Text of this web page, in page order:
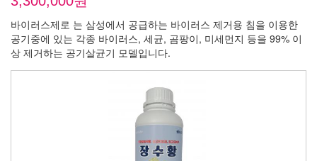
바이러스제로 는 삼성에서 공급하는 바이러스 제거용 침을 이용한
공기중에 있는 각종 바이러스, 세균, 곰팡이, 미세먼지 등을 99% 이
상 제거하는 공기살균기 모델입니다.